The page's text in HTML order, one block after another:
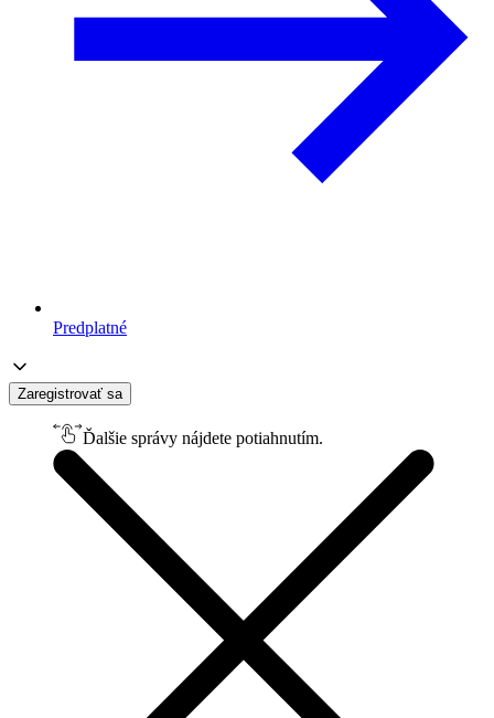
Predplatné
Zaregistrovať sa
Ďalšie správy nájdete potiahnutím.